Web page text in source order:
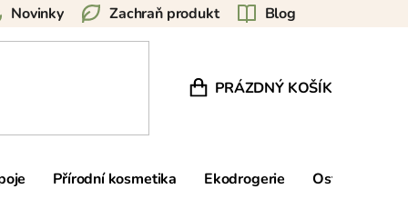
Blog
Zachraň produkt
Novinky
NÁKUPNÍ KOŠÍK
PRÁZDNÝ KOŠÍK
Přírodní kosmetika Ekodrogerie Ostatní